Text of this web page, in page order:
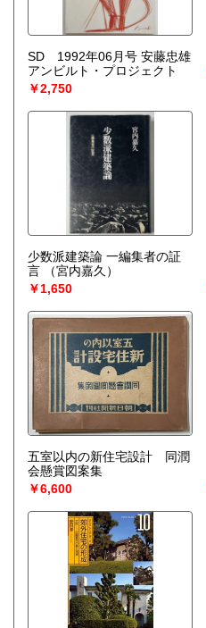
SD 1992年06月号 安藤忠雄
アンビルト・プロジェクト
￥2,750
少数派建築論 一編集者の証
言
（宮内嘉久）
￥1,650
五室以内の新住宅設計 同潤
会懸賞図案集
￥6,600